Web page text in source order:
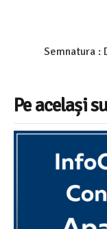
Semnatura :
Pe același